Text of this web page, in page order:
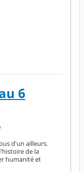
6
d'un ailleurs.
de la
humanité et